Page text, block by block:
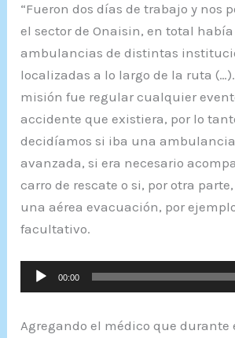
“Fueron dos días de trabajo y nos
el sector de Onaisin, en total
ambulancias de distintas
localizadas a lo largo de la ruta
misión fue regular cualquier
accidente que existiera, por lo
decidíamos si iba una
avanzada, si era necesario
carro de rescate o si, por otra
una aérea evacuación, por
facultativo.
Reproductor
de
00:00
Agregando el médico que durante